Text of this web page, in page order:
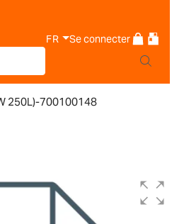
FR Se connecter
250L)-700100148